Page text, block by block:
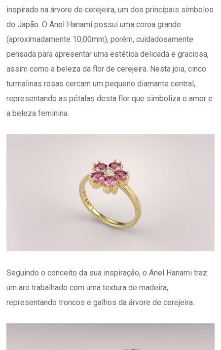
inspirado na árvore de cerejeira, um dos principais símbolos
do Japão. O Anel Hanami possui uma coroa grande
(aproximadamente 10,00mm), porém, cuidadosamente
pensada para apresentar uma estética delicada e graciosa,
assim como a beleza da flor de cerejeira. Nesta joia, cinco
turmalinas rosas cercam um pequeno diamante central,
representando as pétalas desta flor que simboliza o amor e
a beleza feminina.
Seguindo o conceito da sua inspiração, o Anel Hanami traz
um aro trabalhado com uma textura de madeira,
representando troncos e galhos da árvore de cerejeira.